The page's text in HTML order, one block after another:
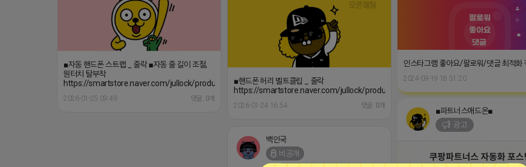
인스타그램 좋아요/팔로워/댓글 최적화
2024-09-19 18:51:20
■자동 핸드폰 스트랩 _ 줄락 ■자동 줄 길이 조절,
원터치 탈부착
https://smartstore.naver.com/jullock/products/9086077842
2026-01-25 09:49 댓글: 0개
■핸드폰 허리 벨트클립 _ 줄락
https://smartstore.naver.com/jullock/products/9086955911
2026-01-24 16:54 댓글: 0개
■파트너스애드온■
광고
백인국
비공개